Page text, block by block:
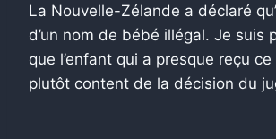
La Nouvelle-Zélande a déclaré
d’un nom de bébé illégal. Je suis
que l’enfant qui a presque reçu
plutôt content de la décision du